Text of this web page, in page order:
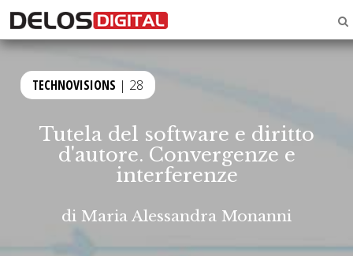
TECHNOVISIONS | 28
Tutela del software e diritto
d'autore. Convergenze e
interferenze
di Maria Alessandra Monanni